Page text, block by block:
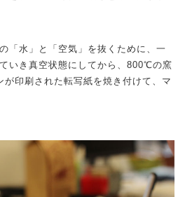
「水」と「空気」を抜くために、一
いき真空状態にしてから、800℃の窯
印刷された転写紙を焼き付けて、マ